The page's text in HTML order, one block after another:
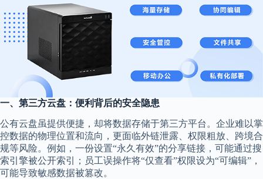
一、第三方云盘：便利背后的安全隐患
公有云盘虽提供便捷，却将数据存储于第三方平台。企业难以掌
控数据的物理位置和流向，更面临外链泄露、权限粗放、跨境合
规等风险。例如，一份设置“永久有效”的分享链接，可能通过搜
索引擎被公开索引；员工误操作将“仅查看”权限设为“可编辑”，
可能导致敏感数据被篡改。